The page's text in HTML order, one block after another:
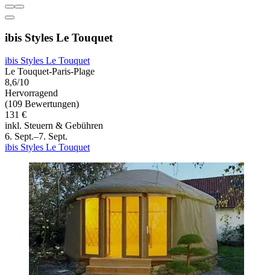
ibis Styles Le Touquet
ibis Styles Le Touquet
Le Touquet-Paris-Plage
8,6/10
Hervorragend
(109 Bewertungen)
131 €
inkl. Steuern & Gebühren
6. Sept.–7. Sept.
ibis Styles Le Touquet